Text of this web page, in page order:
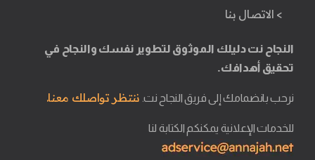
> الاتصال بنا
النجاح نت دليلك الموثوق لتطوير نفسك والنجاح في
تحقيق أهدافك.
نرحب بانضمامك إلى فريق النجاح نت. ننتظر تواصلك معنا.
للخدمات الإعلانية يمكنكم الكتابة لنا